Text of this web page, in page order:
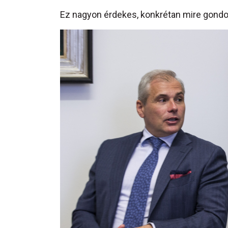
Ez nagyon érdekes, konkrétan mire